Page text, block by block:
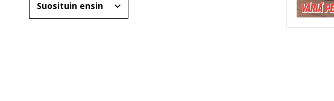
Kolmannessa Autot-elokuvassa Salaman harmiksi